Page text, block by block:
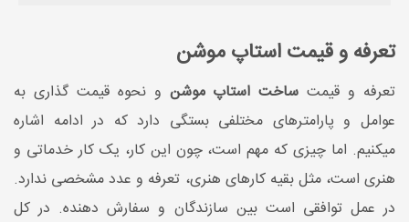
تعرفه و قیمت استاپ موشن
تعرفه و قیمت ساخت استاپ موشن و نحوه قیمت گذاری به
عوامل و پارامترهای مختلفی بستگی دارد که در ادامه اشاره
میکنیم. اما چیزی که مهم است، چون این کار، یک کار خدماتی و
هنری است، مثل بقیه کارهای هنری، تعرفه و عدد مشخصی ندارد.
در عمل توافقی است بین سازندگان و سفارش دهنده. در کل